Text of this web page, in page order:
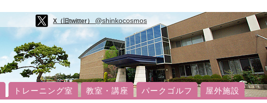
トレーニング室 教室・講座 パークゴルフ 屋外施設
X（旧twitter） @shinkocosmos